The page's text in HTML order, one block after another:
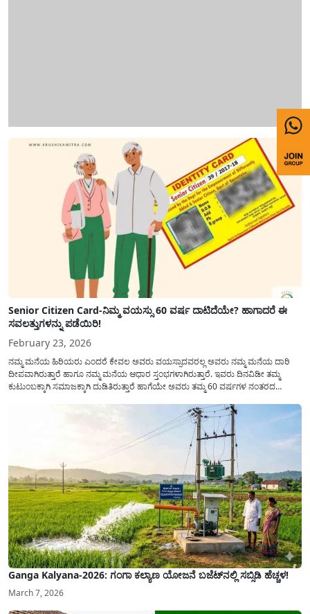
Senior Citizen Card-ನಿಮ್ಮ ವಯಸ್ಸು 60 ವರ್ಷ ದಾಟಿದೆಯೇ? ಹಾಗಾದರೆ ಈ
ಸವಲತ್ತುಗಳನ್ನು ಪಡೆಯಿರಿ!
February 23, 2026
ನಮ್ಮ ಮನೆಯ ಹಿರಿಯರು ಎಂದರೆ ಕೇವಲ ಅವರು ವಯಸ್ಸಾದವರಲ್ಲ ಅವರು ನಮ್ಮ ಮನೆಯ ದಾರಿ
ದೀಪವಾಗಿರುತ್ತಾರೆ ಹಾಗೂ ನಮ್ಮ ಮನೆಯ ಆಧಾರ ಸ್ತಂಭಗಳಾಗಿರುತ್ತಾರೆ. ಇವರು ದಿನವಿಡೀ ತಮ್ಮ
ಕುಟುಂಬಕ್ಕಾಗಿ ಸಮಾಜಕ್ಕಾಗಿ ದುಡಿತಿರುತ್ತಾರೆ ಹಾಗೆಯೇ ಅವರು ತಮ್ಮ 60 ವರ್ಷಗಳ ನಂತರದ
Ganga Kalyana-2026: ಗಂಗಾ ಕಲ್ಯಾಣ ಯೋಜನೆ ಬಜೆಟ್‌ನಲ್ಲಿ ಸಬ್ಸಿಡಿ ಹೆಚ್ಚಳ!
March 7, 2026